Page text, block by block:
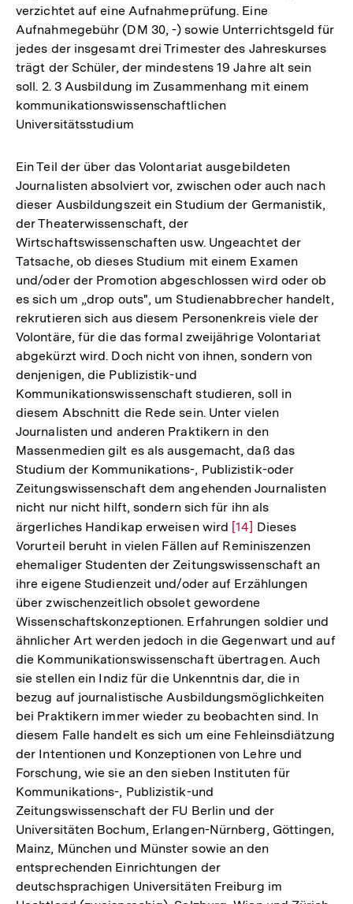
verzichtet auf eine Aufnahmeprüfung. Eine
Aufnahmegebühr (DM 30, -) sowie Unterrichtsgeld für
jedes der insgesamt drei Trimester des Jahreskurses
trägt der Schüler, der mindestens 19 Jahre alt sein
soll. 2. 3 Ausbildung im Zusammenhang mit einem
kommunikationswissenschaftlichen
Universitätsstudium
Ein Teil der über das Volontariat ausgebildeten
Journalisten absolviert vor, zwischen oder auch nach
dieser Ausbildungszeit ein Studium der Germanistik,
der Theaterwissenschaft, der
Wirtschaftswissenschaften usw. Ungeachtet der
Tatsache, ob dieses Studium mit einem Examen
und/oder der Promotion abgeschlossen wird oder ob
es sich um „drop outs", um Studienabbrecher handelt,
rekrutieren sich aus diesem Personenkreis viele der
Volontäre, für die das formal zweijährige Volontariat
abgekürzt wird. Doch nicht von ihnen, sondern von
denjenigen, die Publizistik-und
Kommunikationswissenschaft studieren, soll in
diesem Abschnitt die Rede sein. Unter vielen
Journalisten und anderen Praktikern in den
Massenmedien gilt es als ausgemacht, daß das
Studium der Kommunikations-, Publizistik-oder
Zeitungswissenschaft dem angehenden Journalisten
nicht nur nicht hilft, sondern sich für ihn als
ärgerliches Handikap erweisen wird Zur
Auflösung
der
Fußnote
[14] Dieses
Vorurteil beruht in vielen Fällen auf Reminiszenzen
ehemaliger Studenten der Zeitungswissenschaft an
ihre eigene Studienzeit und/oder auf Erzählungen
über zwischenzeitlich obsolet gewordene
Wissenschaftskonzeptionen. Erfahrungen soldier und
ähnlicher Art werden jedoch in die Gegenwart und auf
die Kommunikationswissenschaft übertragen. Auch
sie stellen ein Indiz für die Unkenntnis dar, die in
bezug auf journalistische Ausbildungsmöglichkeiten
bei Praktikern immer wieder zu beobachten sind. In
diesem Falle handelt es sich um eine Fehleinsdiätzung
der Intentionen und Konzeptionen von Lehre und
Forschung, wie sie an den sieben Instituten für
Kommunikations-, Publizistik-und
Zeitungswissenschaft der FU Berlin und der
Universitäten Bochum, Erlangen-Nürnberg, Göttingen,
Mainz, München und Münster sowie an den
entsprechenden Einrichtungen der
deutschsprachigen Universitäten Freiburg im